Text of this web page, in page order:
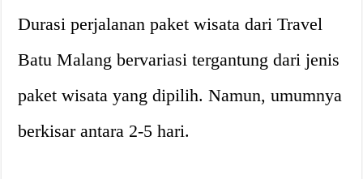
Durasi perjalanan paket wisata dari Travel
Batu Malang bervariasi tergantung dari jenis
paket wisata yang dipilih. Namun, umumnya
berkisar antara 2-5 hari.